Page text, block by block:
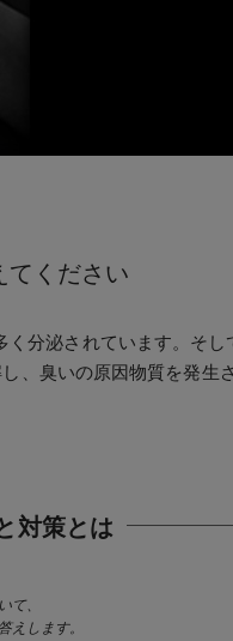
ください
分泌されています。そし
、臭いの原因物質を発生
対策とは
て、
します。